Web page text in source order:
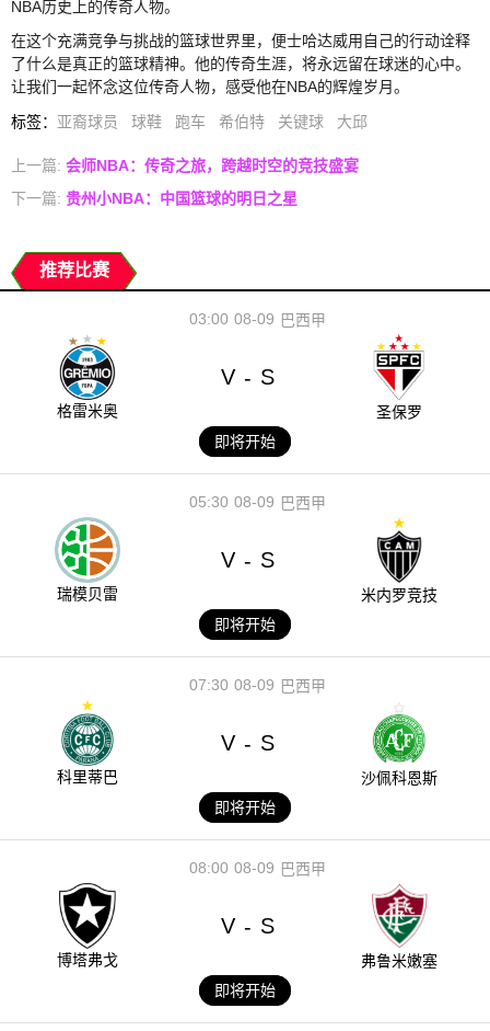
NBA历史上的传奇人物。
在这个充满竞争与挑战的篮球世界里，便士哈达威用自己的行动诠释
了什么是真正的篮球精神。他的传奇生涯，将永远留在球迷的心中。
让我们一起怀念这位传奇人物，感受他在NBA的辉煌岁月。
标签： 亚裔球员 球鞋 跑车 希伯特 关键球 大邱
上一篇: 会师NBA：传奇之旅，跨越时空的竞技盛宴
下一篇: 贵州小NBA：中国篮球的明日之星
推荐比赛
08-09
03:00 巴西甲
格雷米奥
V - S
圣保罗
即将开始
08-09
05:30 巴西甲
瑞模贝雷
V - S
米内罗竞技
即将开始
08-09
07:30 巴西甲
科里蒂巴
V - S
沙佩科恩斯
即将开始
08-09
08:00 巴西甲
博塔弗戈
V - S
弗鲁米嫩塞
即将开始